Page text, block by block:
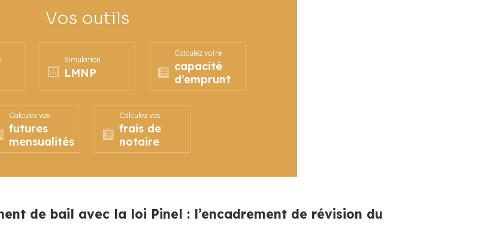
Vos outils
Simulation
LMNP
Calculez votre
capacité
d’emprunt
Calculez vos
futures
mensualités
Calculez vos
frais de
notaire
de bail avec la loi Pinel : l’encadrement de révision du